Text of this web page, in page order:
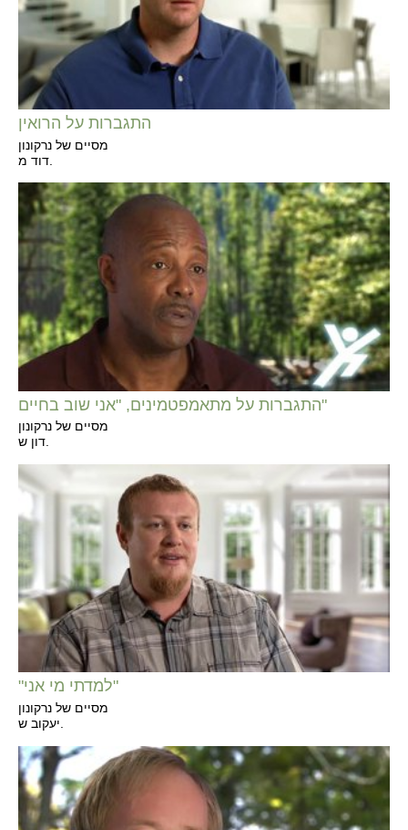
התגברות על הרואין
מסיים של נרקונון
התגברות על מתאמפטמינים, "אני שוב בחיים"
מסיים של נרקונון
"למדתי מי אני"
מסיים של נרקונון